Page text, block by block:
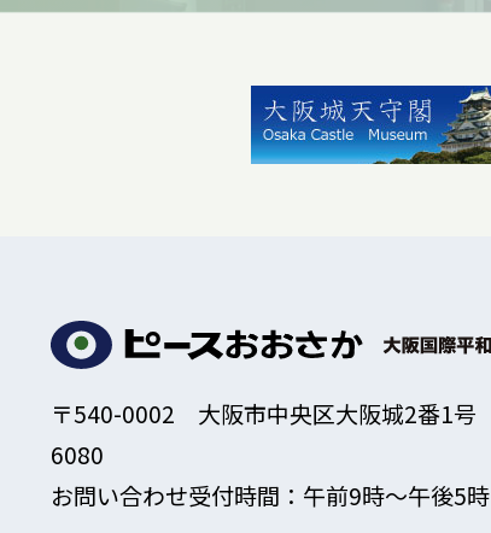
〒540-0002 大阪市中央区大阪城2番1号
6080
お問い合わせ受付時間：午前9時～午後5時